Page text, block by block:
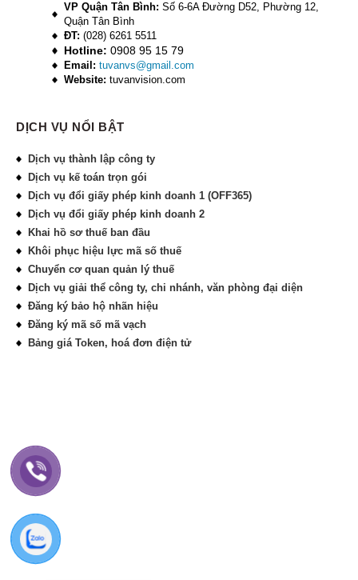
VP Quận Tân Bình: Số 6-6A Đường D52, Phường 12,
Quận Tân Bình
ĐT: (028) 6261 5511
Hotline: 0908 95 15 79
Email: tuvanvs@gmail.com
Website: tuvanvision.com
DỊCH VỤ NỔI BẬT
Dịch vụ thành lập công ty
Dịch vụ kế toán trọn gói
Dịch vụ đổi giấy phép kinh doanh 1 (OFF365)
Dịch vụ đổi giấy phép kinh doanh 2
Khai hồ sơ thuế ban đầu
Khôi phục hiệu lực mã số thuế
Chuyển cơ quan quản lý thuế
Dịch vụ giải thể công ty, chi nhánh, văn phòng đại diện
Đăng ký bảo hộ nhãn hiệu
Đăng ký mã số mã vạch
Bảng giá Token, hoá đơn điện tử